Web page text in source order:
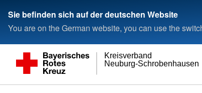
Sie befinden sich auf der deutschen Website
You are on the German website, you can use the
Neuburg-Schrobenhausen
Kreisverband